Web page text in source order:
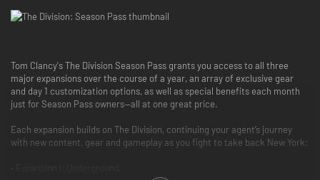
Tom Clancy's The Division Season Pass grants you access to all three
major expansions over the course of a year, an array of exclusive gear
and day 1 customization options, as well as special benefits each month
just for Season Pass owners—all at one great price.
Each expansion builds on The Division, continuing your agent’s journey
with new content, gear and gameplay as you fight to take back New York: